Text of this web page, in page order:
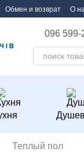
Обмен и возврат О
096 599-
Теплый пол